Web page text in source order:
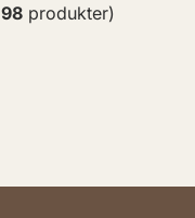
98produkter)